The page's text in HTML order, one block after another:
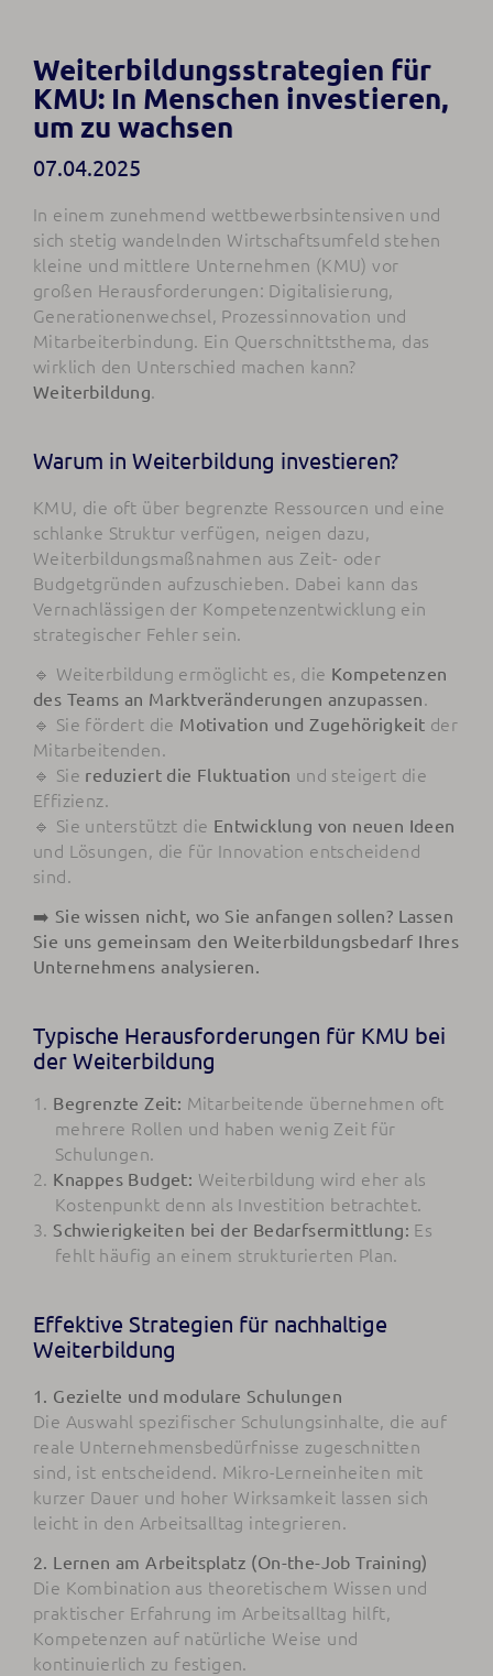
Weiterbildungsstrategien für
KMU: In Menschen investieren,
um zu wachsen
07.04.2025
In einem zunehmend wettbewerbsintensiven und
sich stetig wandelnden Wirtschaftsumfeld stehen
kleine und mittlere Unternehmen (KMU) vor
großen Herausforderungen: Digitalisierung,
Generationenwechsel, Prozessinnovation und
Mitarbeiterbindung. Ein Querschnittsthema, das
wirklich den Unterschied machen kann?
Weiterbildung.
Warum in Weiterbildung investieren?
KMU, die oft über begrenzte Ressourcen und eine
schlanke Struktur verfügen, neigen dazu,
Weiterbildungsmaßnahmen aus Zeit- oder
Budgetgründen aufzuschieben. Dabei kann das
Vernachlässigen der Kompetenzentwicklung ein
strategischer Fehler sein.
🔹 Weiterbildung ermöglicht es, die Kompetenzen
des Teams an Marktveränderungen anzupassen.
🔹 Sie fördert die Motivation und Zugehörigkeit der
Mitarbeitenden.
🔹 Sie reduziert die Fluktuation und steigert die
Effizienz.
🔹 Sie unterstützt die Entwicklung von neuen Ideen
und Lösungen, die für Innovation entscheidend
sind.
➡️ Sie wissen nicht, wo Sie anfangen sollen? Lassen
Sie uns gemeinsam den Weiterbildungsbedarf Ihres
Unternehmens analysieren.
Typische Herausforderungen für KMU bei
der Weiterbildung
Begrenzte Zeit: Mitarbeitende übernehmen oft
mehrere Rollen und haben wenig Zeit für
Schulungen.
Knappes Budget: Weiterbildung wird eher als
Kostenpunkt denn als Investition betrachtet.
Schwierigkeiten bei der Bedarfsermittlung: Es
fehlt häufig an einem strukturierten Plan.
Effektive Strategien für nachhaltige
Weiterbildung
1. Gezielte und modulare Schulungen
Die Auswahl spezifischer Schulungsinhalte, die auf
reale Unternehmensbedürfnisse zugeschnitten
sind, ist entscheidend. Mikro-Lerneinheiten mit
kurzer Dauer und hoher Wirksamkeit lassen sich
leicht in den Arbeitsalltag integrieren.
2. Lernen am Arbeitsplatz (On-the-Job Training)
Die Kombination aus theoretischem Wissen und
praktischer Erfahrung im Arbeitsalltag hilft,
Kompetenzen auf natürliche Weise und
kontinuierlich zu festigen.